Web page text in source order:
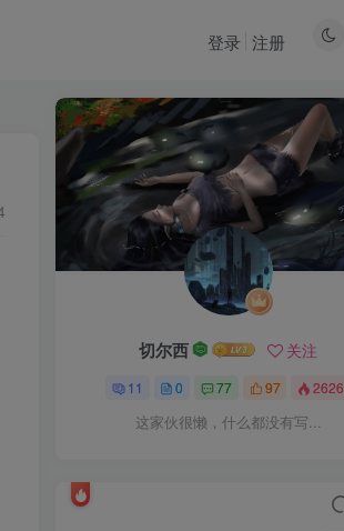
登录 注册
切尔西 关注
11 0 77 97 2626
这家伙很懒，什么都没有写...